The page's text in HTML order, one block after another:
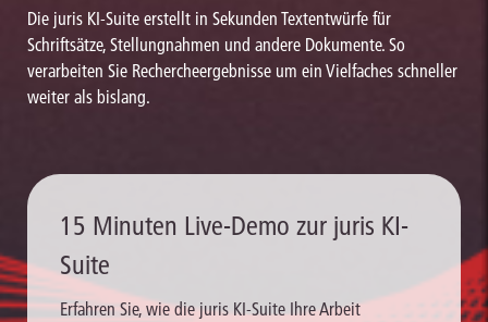
Die juris KI-Suite erstellt in Sekunden Textentwürfe für
Schriftsätze, Stellungnahmen und andere Dokumente. So
verarbeiten Sie Rechercheergebnisse um ein Vielfaches schneller
weiter als bislang.
15 Minuten Live-Demo zur juris KI-
Suite
Erfahren Sie, wie die juris KI-Suite Ihre Arbeit